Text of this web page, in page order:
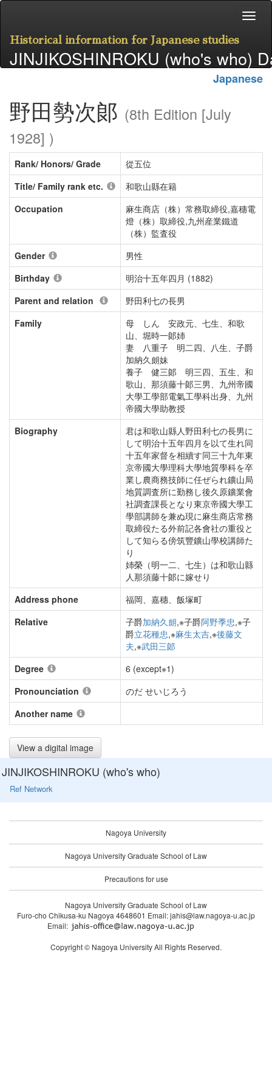
Historical information for Japanese studies
JINJIKOSHINROKU (who's who)
Japanese
野田勢次郞 (8th Edition [July
1928] )
Rank/ Honors/ Grade
從五位
Title/ Family rank etc.
和歌山縣在籍
Occupation
麻生商店（株）常務取締役,嘉穗電
燈（株）取締役,九州産業鐵道
（株）監査役
Gender
男性
Birthday
明治十五年四月 (1882)
Parent and relation
野田利七の長男
Family
母 しん 安政元、七生、和歌
山、堀時一郞姉
妻 八重子 明二四、八生、子爵
加納久朗妹
養子 健三郞 明三四、五生、和
歌山、那須藤十郞三男、九州帝國
大學工學部電氣工學科出身、九州
帝國大學助教授
Biography
君は和歌山縣人野田利七の長男に
して明治十五年四月を以て生れ同
十五年家督を相續す同三十九年東
京帝國大學理科大學地質學科を卒
業し農商務技師に任ぜられ鑛山局
地質調査所に勤務し後久原鑛業會
社調査課長となり東京帝國大學工
學部講師を兼ぬ現に麻生商店常務
取締役たる外前記各會社の重役と
して知らる傍筑豐鑛山學校講師た
り
姉榮（明一二、七生）は和歌山縣
人那須藤十郞に嫁せり
Address phone
福岡、嘉穗、飯塚町
Relative
子爵加納久朗,※子爵阿野季忠,※子
爵立花種忠,※麻生太吉,※後藤文
夫,※武田三郞
Degree
6 (except※1)
Pronounciation
のだ せいじろう
Another name
View a digital image
JINJIKOSHINROKU (who's who)
Ref Network
Nagoya University
Nagoya University Graduate School of Law
Precautions for use
Nagoya University Graduate School of Law
Furo-cho Chikusa-ku Nagoya 4648601 Email: jahis@law.nagoya-u.ac.jp
Email:
Copyright © Nagoya University All Rights Reserved.